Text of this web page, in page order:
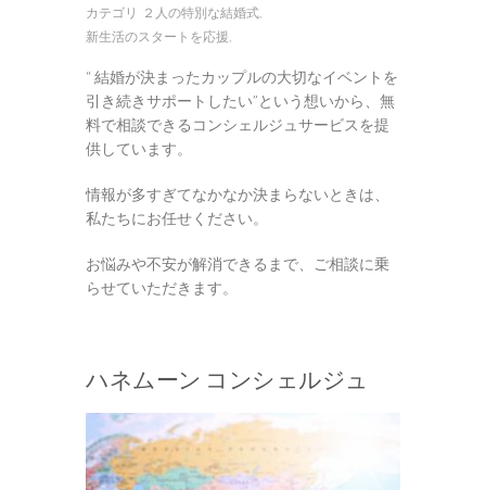
カテゴリ ２人の特別な結婚式,
新生活のスタートを応援,
“ 結婚が決まったカップルの大切なイベントを
引き続きサポートしたい”という想いから、無
料で相談できるコンシェルジュサービスを提
供しています。
情報が多すぎてなかなか決まらないときは、
私たちにお任せください。
お悩みや不安が解消できるまで、ご相談に乗
らせていただきます。
ハネムーン コンシェルジュ